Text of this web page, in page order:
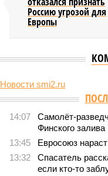
13:32
Спасатель
если кто-то
13:21
У побережья
Новости smi2.ru
ЕЩЕ ИЗ